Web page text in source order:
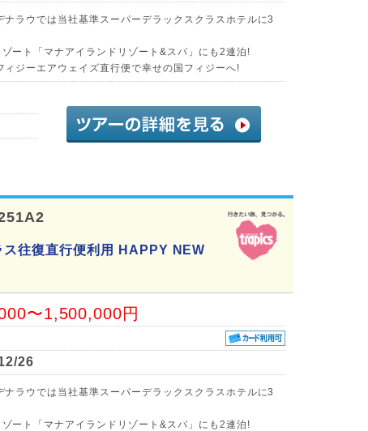
ナラウでは当社基準スーパーデラックスクラスホテルに3
ート「マナアイランドリゾート&スパ」にも2連泊!
ィジーエアウェイズ直行便で幸せの国フィジーへ!
ス往復直行便利用 HAPPY NEW
〜1,500,000円
26
ナラウでは当社基準スーパーデラックスクラスホテルに3
ート「マナアイランドリゾート&スパ」にも2連泊!